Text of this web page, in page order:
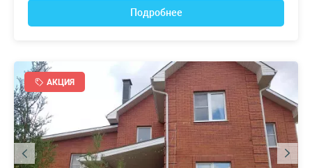
Подробнее
АКЦИЯ